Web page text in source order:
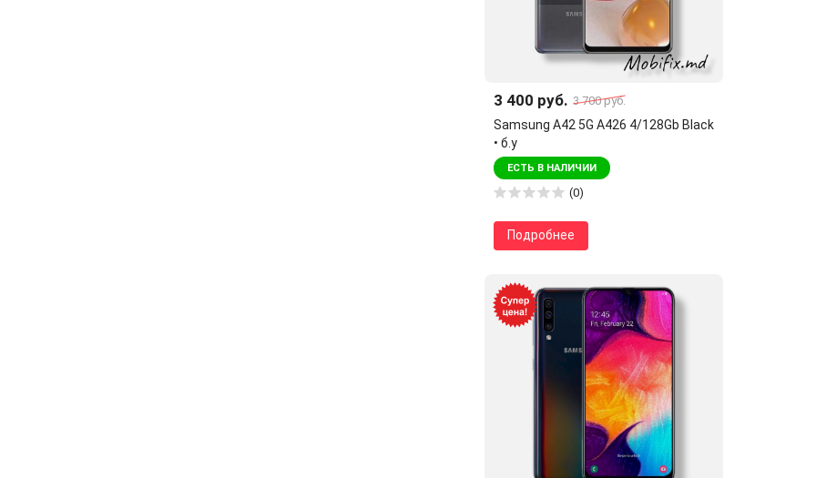
3 400 руб. 3 700 руб.
Samsung A42 5G A426 4/128Gb Black
• б.у
ЕСТЬ В НАЛИЧИИ
(0)
Подробнее